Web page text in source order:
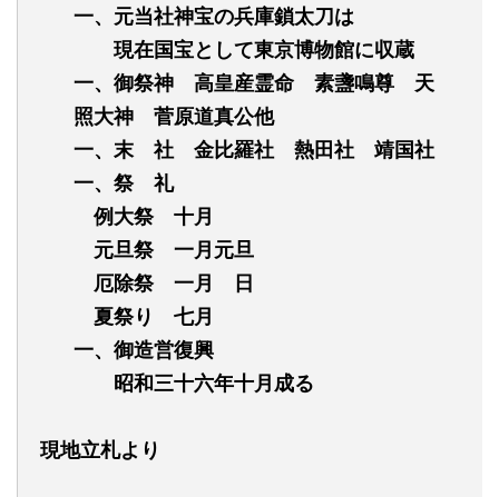
一、元当社神宝の兵庫鎖太刀は
現在国宝として東京博物館に収蔵
一、御祭神 高皇産霊命 素盞鳴尊 天
照大神 菅原道真公他
一、末 社 金比羅社 熱田社 靖国社
一、祭 礼
例大祭 十月
元旦祭 一月元旦
厄除祭 一月 日
夏祭り 七月
一、御造営復興
昭和三十六年十月成る
現地立札より